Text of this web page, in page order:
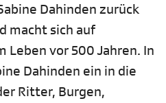
Dahinden zurück
macht sich auf
Leben vor 500 Jahren. In
Dahinden ein in die
Ritter, Burgen,